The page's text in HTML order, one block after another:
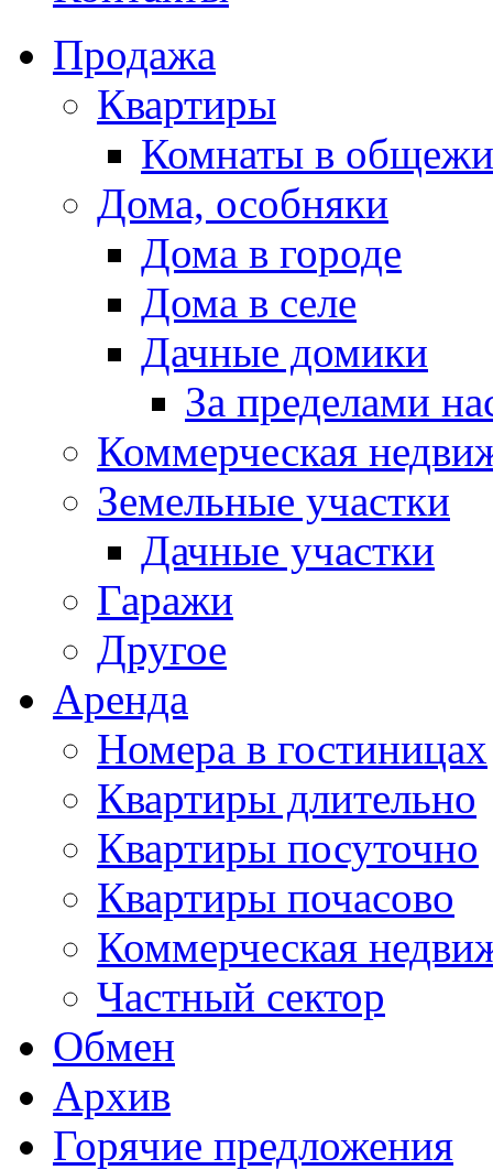
Продажа
Квартиры
Комнаты в
Дома, особняки
Дома в городе
Дома в селе
Дачные домики
За пределами
Коммерческая
Земельные участки
Дачные участки
Гаражи
Другое
Аренда
Номера в гостиницах
Квартиры длительно
Квартиры посуточно
Квартиры почасово
Коммерческая
Частный сектор
Обмен
Архив
Горячие предложения